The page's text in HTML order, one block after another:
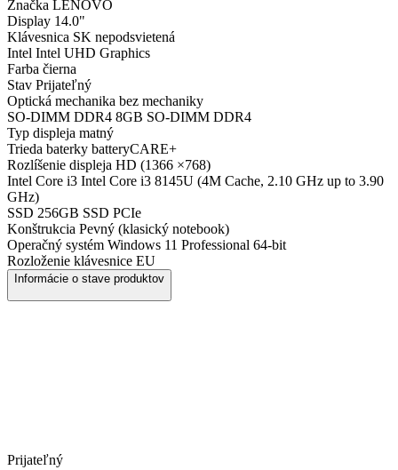
Značka LENOVO
Display 14.0"
Klávesnica SK nepodsvietená
Intel Intel UHD Graphics
Farba čierna
Stav Prijateľný
Optická mechanika bez mechaniky
SO-DIMM DDR4 8GB SO-DIMM DDR4
Typ displeja matný
Trieda baterky batteryCARE+
Rozlíšenie displeja HD (1366 ×768)
Intel Core i3 Intel Core i3 8145U (4M Cache, 2.10 GHz up to 3.90
GHz)
SSD 256GB SSD PCIe
Konštrukcia Pevný (klasický notebook)
Operačný systém Windows 11 Professional 64-bit
Rozloženie klávesnice EU
Informácie o stave produktov
Prijateľný